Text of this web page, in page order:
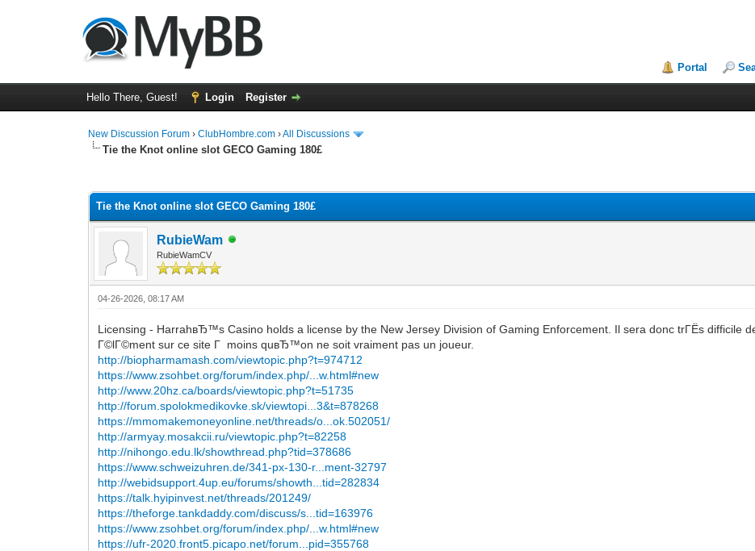
Portal
Hello There, Guest! Login Register
New Discussion Forum ›ClubHombre.com ›All Discussions
Tie the Knot online slot GECO Gaming 180£
Tie the Knot online slot GECO Gaming 180£
RubieWam
RubieWamCV
04-26-2026, 08:17 AM
Licensing - HarrahвЂ™s Casino holds a license by the New Jersey Division of Gaming Enforcement. Il sera donc trГЁs difficile
Г©lГ©ment sur ce site Г moins quвЂ™on ne soit vraiment pas un joueur.
http://biopharmamash.com/viewtopic.php?t=974712
https://www.zsohbet.org/forum/index.php/...w.html#new
http://www.20hz.ca/boards/viewtopic.php?t=51735
http://forum.spolokmedikovke.sk/viewtopi...3&t=878268
https://mmomakemoneyonline.net/threads/o...ok.502051/
http://armyay.mosakcii.ru/viewtopic.php?t=82258
http://nihongo.edu.lk/showthread.php?tid=378686
https://www.schweizuhren.de/341-px-130-r...ment-32797
http://webidsupport.4up.eu/forums/showth...tid=282834
https://talk.hyipinvest.net/threads/201249/
https://theforge.tankdaddy.com/discuss/s...tid=163976
https://www.zsohbet.org/forum/index.php/...w.html#new
https://ufr-2020.front5.picapo.net/forum...pid=355768